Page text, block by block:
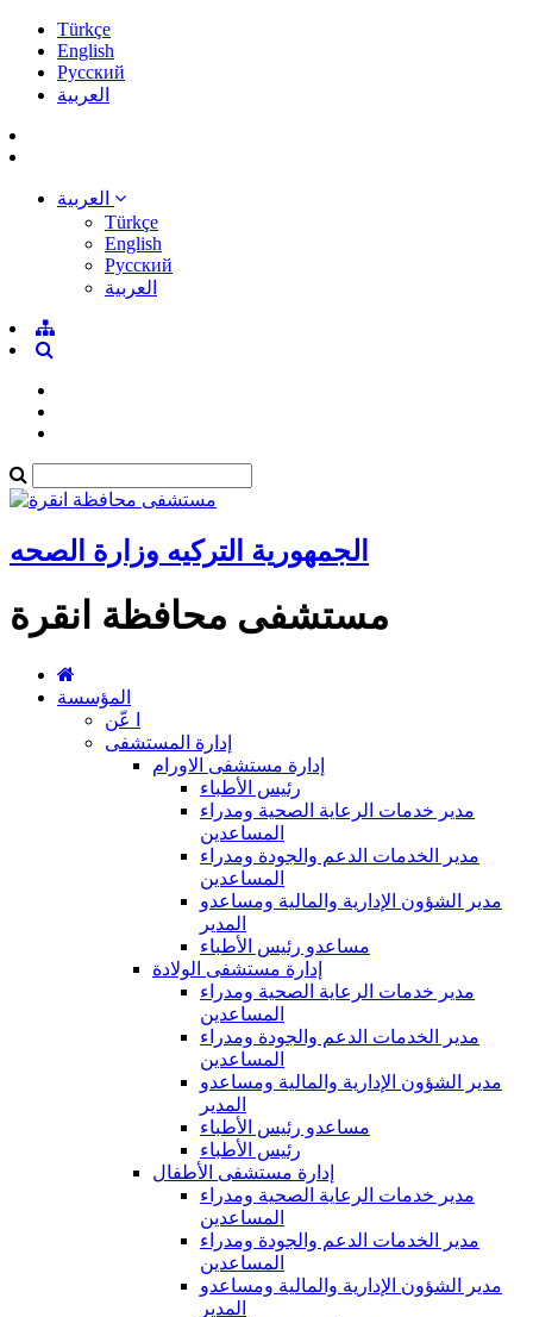
Türkçe
English
Pусский
العربية
Türkçe
English
Pусский
العربية
الجمهورية التركيه وزارة الصحه
مستشفى محافظة انقرة
المؤسسة
ا عّن
إدارة المستشفى
إدارة مستشفى الاورام
رئيس الأطباء
مدير خدمات الرعاية الصحية ومدراء
المساعدين
مدير الخدمات الدعم والجودة ومدراء
المساعدين
مدير الشؤون الإدارية والمالية ومساعدو
المدير
مساعدو رئيس الأطباء
إدارة مستشفى الولادة
مدير خدمات الرعاية الصحية ومدراء
المساعدين
مدير الخدمات الدعم والجودة ومدراء
المساعدين
مدير الشؤون الإدارية والمالية ومساعدو
المدير
مساعدو رئيس الأطباء
رئيس الأطباء
إدارة مستشفى الأطفال
مدير خدمات الرعاية الصحية ومدراء
المساعدين
مدير الخدمات الدعم والجودة ومدراء
المساعدين
مدير الشؤون الإدارية والمالية ومساعدو
المدير